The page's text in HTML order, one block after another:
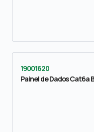
19001620
Painel de Dados Cat6a